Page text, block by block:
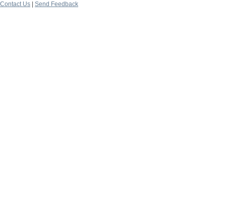
Contact Us
Send Feedback